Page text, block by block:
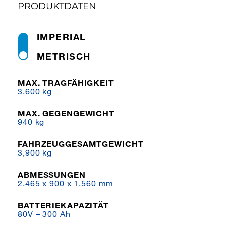
PRODUKTDATEN
METRISCH
IMPERIAL
MAX. TRAGFÄHIGKEIT
3,600 kg
MAX. GEGENGEWICHT
940 kg
FAHRZEUGGESAMTGEWICHT
3,900 kg
ABMESSUNGEN
2,465 x 900 x 1,560 mm
BATTERIEKAPAZITÄT
80V – 300 Ah